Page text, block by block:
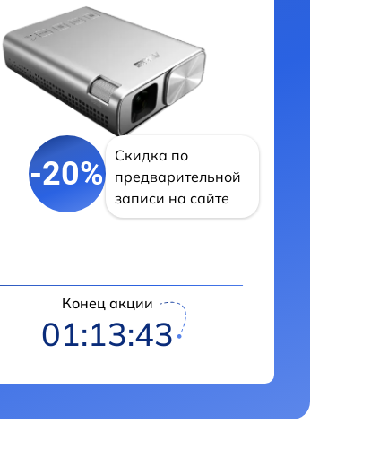
-20%
Скидка по
предварительной
записи на сайте
Конец акции
01:13:43